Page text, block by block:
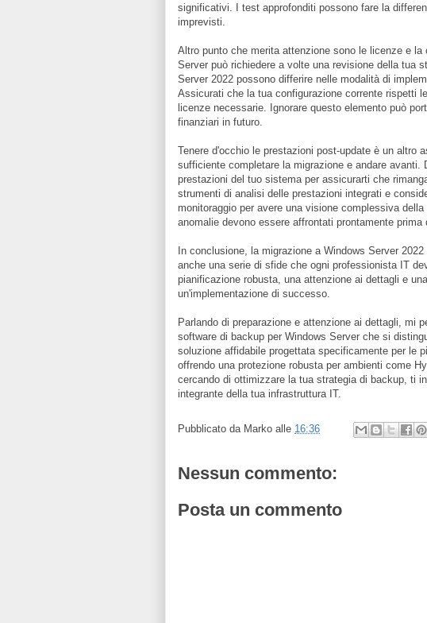
significativi. I test approfonditi possono fare la
imprevisti.
Altro punto che merita attenzione sono le licenze e
Server può richiedere a volte una revisione della tua
Server 2022 possono differire nelle modalità di
Assicurati che la tua configurazione corrente rispetti
licenze necessarie. Ignorare questo elemento può
finanziari in futuro.
Tenere d'occhio le prestazioni post-update è un altro
sufficiente completare la migrazione e andare avanti.
prestazioni del tuo sistema per assicurarti che
strumenti di analisi delle prestazioni integrati e
monitoraggio per avere una visione complessiva
anomalie devono essere affrontati prontamente
In conclusione, la migrazione a Windows Server
anche una serie di sfide che ogni professionista IT
pianificazione robusta, una attenzione ai dettagli e
un'implementazione di successo.
Parlando di preparazione e attenzione ai dettagli, mi
software di backup per Windows Server che si
soluzione affidabile progettata specificamente per le
offrendo una protezione robusta per ambienti come
cercando di ottimizzare la tua strategia di backup, ti
integrante della tua infrastruttura IT.
Pubblicato da Marko alle 16:36
Nessun commento:
Posta un commento